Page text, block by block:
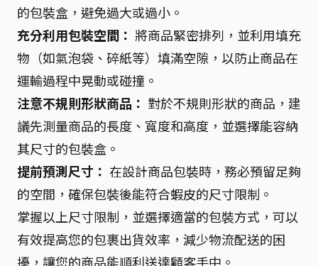
的包裝盒，避免過大或過小。
充分利用包裝空間： 將商品緊密排列，並利用填充
物（如氣泡袋、碎紙等）填滿空隙，以防止商品在
運輸過程中晃動或碰撞。
注意不規則形狀商品： 對於不規則形狀的商品，建
議先測量商品的長度、寬度和高度，並選擇能容納
其尺寸的包裝盒。
提前預測尺寸： 在設計商品包裝時，務必預留足夠
的空間，確保包裝後能符合蝦皮的尺寸限制。
掌握以上尺寸限制，並選擇適當的包裝方式，可以
有效提高您的包裹出貨效率，減少物流配送的困
擾，讓您的商品能順利送達顧客手中。